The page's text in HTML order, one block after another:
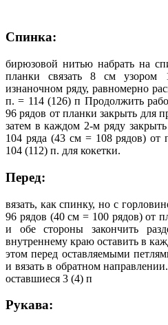
Спинка:
бирюзовой нитью набрать на
планки связать 8 см
изнаночном ряду, равномерно
п. = 114 (126) п Продолжить
96 рядов от планки закрыть для
затем в каждом 2-м ряду
104 ряда (43 см = 108 рядов) от
104 (112) п. для кокетки.
Перед:
вязать, как спинку, но с
96 рядов (40 см = 100 рядов) от
и обе стороны закончить
внутреннему краю оставить в
этом перед оставляемыми
и вязать в обратном
оставшиеся 3 (4) п
Рукава: